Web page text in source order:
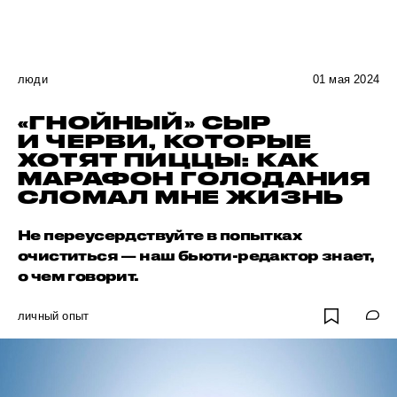
люди 01 мая 2024
«ГНОЙНЫЙ» СЫР
И ЧЕРВИ, КОТОРЫЕ
ХОТЯТ ПИЦЦЫ: КАК
МАРАФОН ГОЛОДАНИЯ
СЛОМАЛ МНЕ ЖИЗНЬ
Не переусердствуйте в попытках
очиститься — наш бьюти-редактор знает,
о чем говорит.
личный опыт